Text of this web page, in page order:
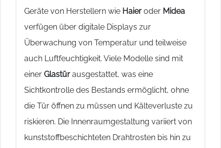
Geräte von Herstellern wie Haier oder Midea
verfügen über digitale Displays zur
Überwachung von Temperatur und teilweise
auch Luftfeuchtigkeit. Viele Modelle sind mit
einer Glastür ausgestattet, was eine
Sichtkontrolle des Bestands ermöglicht, ohne
die Tür öffnen zu müssen und Kälteverluste zu
riskieren. Die Innenraumgestaltung variiert von
kunststoffbeschichteten Drahtrosten bis hin zu